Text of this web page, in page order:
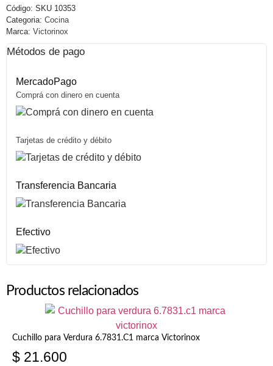
Código: SKU 10353
Categoria: Cocina
Marca: Victorinox
Métodos de pago
MercadoPago
Comprá con dinero en cuenta
Tarjetas de crédito y débito
Transferencia Bancaria
Efectivo
Productos relacionados
Cuchillo para Verdura 6.7831.C1 marca Victorinox
$ 21.600